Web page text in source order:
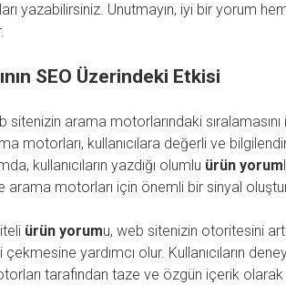
ları yazabilirsiniz. Unutmayın, iyi bir yorum
SEO Üzerindeki Etkisi
sitenizin arama motorlarındaki
motorları, kullanıcılara değerli ve
kullanıcıların yazdığı olumlu ürün yorum
arama motorları için önemli bir sinyal
ürün yorumu, web sitenizin otoritesini
yardımcı olur. Kullanıcıların
tarafından taze ve özgün içerik